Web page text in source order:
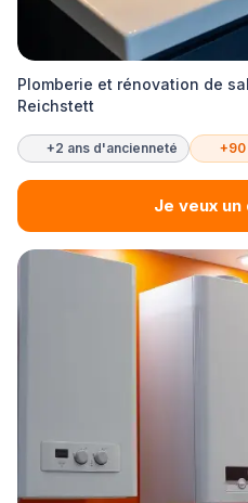
Plomberie et rénovation de
Reichstett
+2 ans d'ancienneté +90
Je veux